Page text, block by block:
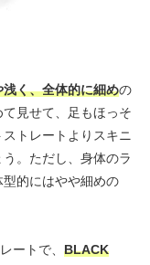
浅く、全体的に細めの
見せて、足もほっそ
トレートよりスキニ
。ただし、身体のラ
的にはやや細めの
ートで、 BLACK